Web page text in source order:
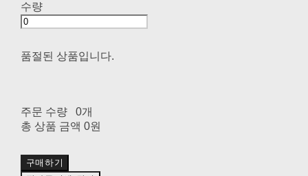
수량
품절된 상품입니다.
주문 수량
0개
총 상품 금액 0원
구매하기